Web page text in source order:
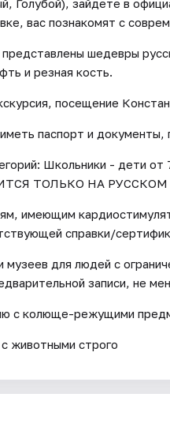
Голубой), зайдете в
вас познакомят с
шедевры
и резная кость.
посещение
паспорт и
Школьники - дети
ТОЛЬКО НА РУССКОМ
имеющим
справки/
для людей с
записи, не
с колюще-режущими
животными строго